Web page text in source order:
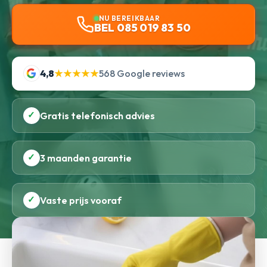
NU BEREIKBAAR
BEL 085 019 83 50
4,8★★★★★568 Google reviews
✓ Gratis telefonisch advies
✓ 3 maanden garantie
✓ Vaste prijs vooraf